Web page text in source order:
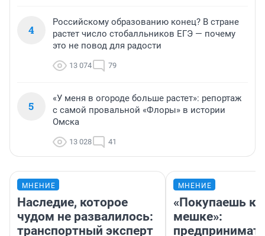
4
Российскому образованию конец? В стране
растет число стобалльников ЕГЭ — почему
это не повод для радости
13 074 79
5
«У меня в огороде больше растет»: репортаж
с самой провальной «Флоры» в истории
Омска
13 028 41
МНЕНИЕ
Наследие, которое
чудом не развалилось:
транспортный эксперт
МНЕНИЕ
«Покупаешь
мешке»: